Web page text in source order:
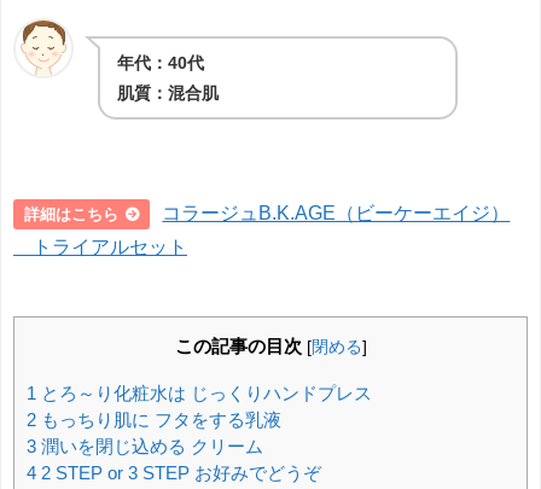
年代：40代
肌質：混合肌
詳細はこちら
コラージュB.K.AGE（ビーケーエイジ）
トライアルセット
この記事の目次 [閉める]
1 とろ～り化粧水は じっくりハンドプレス
2 もっちり肌に フタをする乳液
3 潤いを閉じ込める クリーム
4 2 STEP or 3 STEP お好みでどうぞ